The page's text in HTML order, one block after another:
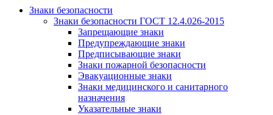
Знаки безопасности
Знаки безопасности ГОСТ 12.4.026-2015
Запрещающие знаки
Предупреждающие знаки
Предписывающие знаки
Знаки пожарной безопасности
Эвакуационные знаки
Знаки медицинского и санитарного
назначения
Указательные знаки